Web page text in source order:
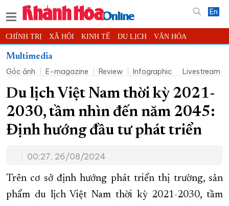
En
CHÍNH TRỊ XÃ HỘI KINH TẾ DU LỊCH VĂN HÓA
THỂ THAO ĐỜI SỐNG
KHOA HỌC - CÔNG NGHỆ PHÁP LUẬT BẠN ĐỌC PHÓNG SỰ
THẾ GIỚI MULTIMEDIA VIDEO ĐỌC BÁO ONLINE
PODCAST THÔNG TIN - QUẢNG CÁO
QUY HOẠCH TỈNH KHÁNH HÒA
CHUNG TAY CẢI CÁCH HÀNH CHÍNH
XÂY DỰNG NÔNG THÔN MỚI LỊCH CẮT ĐIỆN
TÀU - XE - MÁY BAY
Multimedia
Góc ảnh
E-magazine Review Infographic Livestream
Du lịch Việt Nam thời kỳ 2021-
2030, tầm nhìn đến năm 2045:
Định hướng đầu tư phát triển
00:27, 26/08/2024
Trên cơ sở định hướng phát triển thị trường, sản
phẩm du lịch Việt Nam thời kỳ 2021-2030, tầm